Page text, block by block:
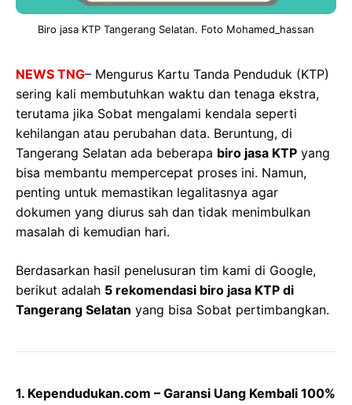
Biro jasa KTP Tangerang Selatan. Foto Mohamed_hassan
NEWS TNG– Mengurus Kartu Tanda Penduduk (KTP)
sering kali membutuhkan waktu dan tenaga ekstra,
terutama jika Sobat mengalami kendala seperti
kehilangan atau perubahan data. Beruntung, di
Tangerang Selatan ada beberapa biro jasa KTP yang
bisa membantu mempercepat proses ini. Namun,
penting untuk memastikan legalitasnya agar
dokumen yang diurus sah dan tidak menimbulkan
masalah di kemudian hari.
Berdasarkan hasil penelusuran tim kami di Google,
berikut adalah 5 rekomendasi biro jasa KTP di
Tangerang Selatan yang bisa Sobat pertimbangkan.
1. Kependudukan.com – Garansi Uang Kembali 100%